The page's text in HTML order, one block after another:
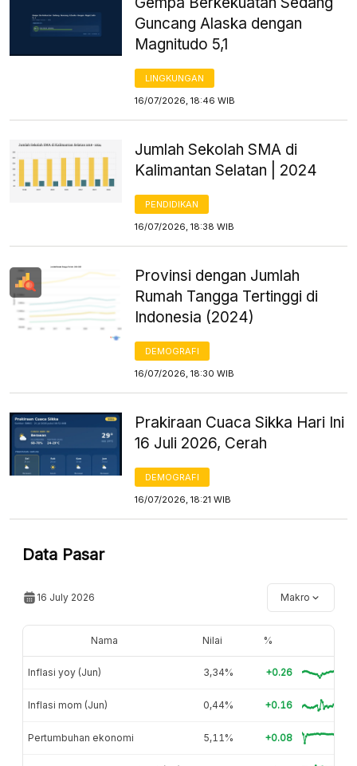
Guncang Alaska dengan
Magnitudo 5,1
LINGKUNGAN
16/07/2026, 18:46 WIB
Jumlah Sekolah SMA di
Kalimantan Selatan | 2024
PENDIDIKAN
16/07/2026, 18:38 WIB
Provinsi dengan Jumlah
Rumah Tangga Tertinggi di
Indonesia (2024)
DEMOGRAFI
16/07/2026, 18:30 WIB
Prakiraan Cuaca Sikka Hari Ini
16 Juli 2026, Cerah
DEMOGRAFI
16/07/2026, 18:21 WIB
Data Pasar
16 July 2026 Makro
Nama Nilai %
Inflasi yoy (Jun) 3,34% +0.26
Inflasi mom (Jun) 0,44% +0.16
Pertumbuhan ekonomi 5,11% +0.08